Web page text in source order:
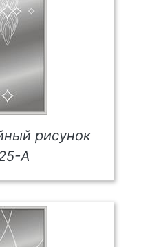
рисунок
А